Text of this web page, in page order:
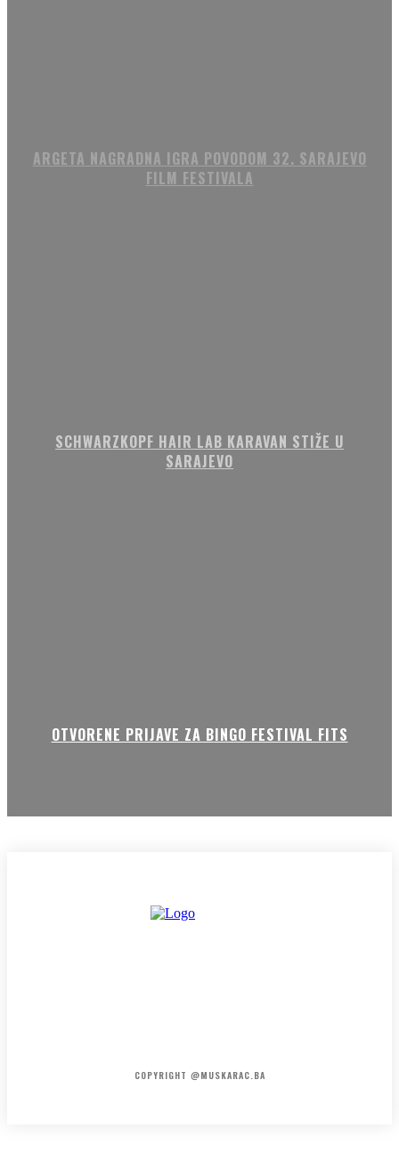
ARGETA NAGRADNA IGRA POVODOM 32. SARAJEVO
FILM FESTIVALA
SCHWARZKOPF HAIR LAB KARAVAN STIŽE U
SARAJEVO
OTVORENE PRIJAVE ZA BINGO FESTIVAL FITS
COPYRIGHT @MUSKARAC.BA